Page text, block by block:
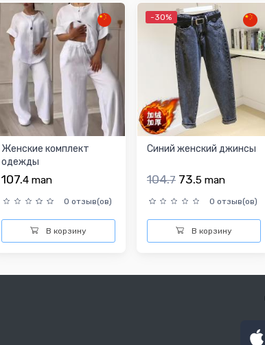
Женские комплект
одежды
107.4 man
0 отзыв(ов)
В корзину
-30%
Cиний женский джинсы
104.7 73.5 man
0 отзыв(ов)
В корзину